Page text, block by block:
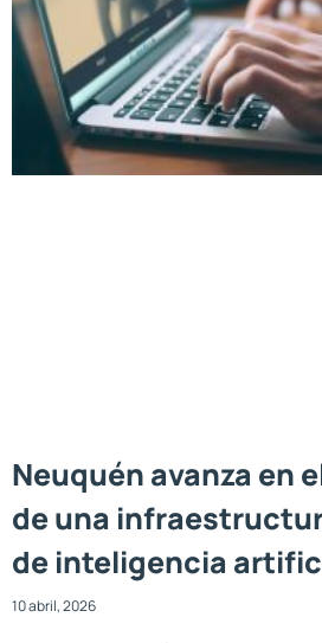
Neuquén avanza en
de una
de inteligencia
10 abril, 2026